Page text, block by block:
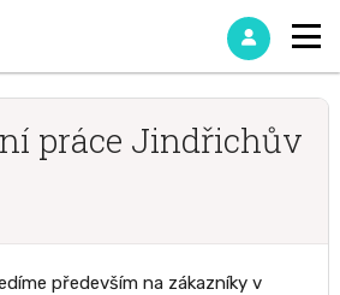
práce Jindřichův
především na zákazníky v